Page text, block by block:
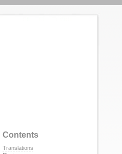
Contents
Translations